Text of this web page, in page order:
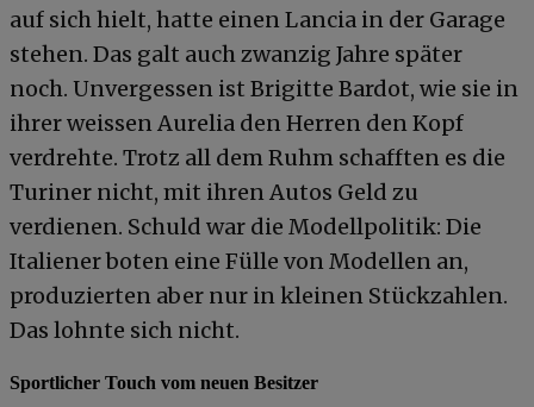
auf sich hielt, hatte einen Lancia in der Garage
stehen. Das galt auch zwanzig Jahre später
noch. Unvergessen ist Brigitte Bardot, wie sie in
ihrer weissen Aurelia den Herren den Kopf
verdrehte. Trotz all dem Ruhm schafften es die
Turiner nicht, mit ihren Autos Geld zu
verdienen. Schuld war die Modellpolitik: Die
Italiener boten eine Fülle von Modellen an,
produzierten aber nur in kleinen Stückzahlen.
Das lohnte sich nicht.
Sportlicher Touch vom neuen Besitzer